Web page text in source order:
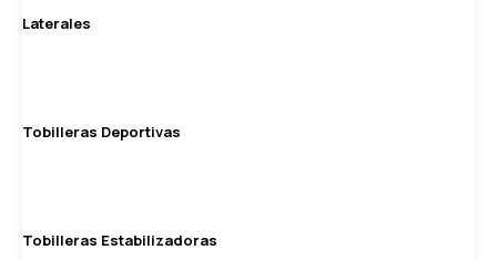
Laterales
Tobilleras Deportivas
Tobilleras Estabilizadoras